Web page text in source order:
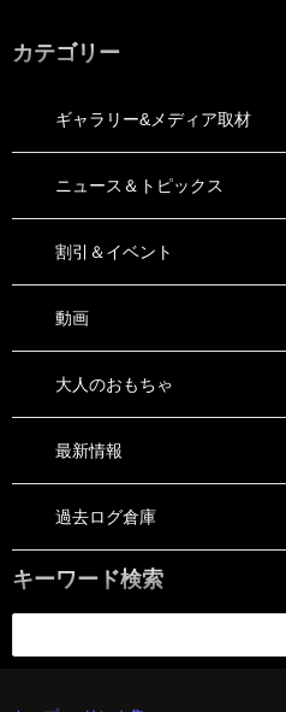
カテゴリー
ギャラリー&メディア取材
ニュース＆トピックス
割引＆イベント
動画
大人のおもちゃ
最新情報
過去ログ倉庫
キーワード検索